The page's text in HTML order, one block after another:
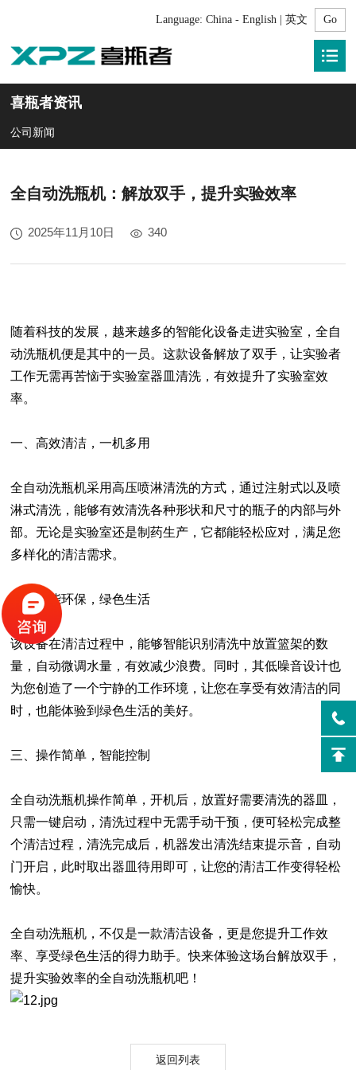
Language: China - English | 英文
喜瓶者资讯
公司新闻
全自动洗瓶机：解放双手，提升实验效率
2025年11月10日 340
随着科技的发展，越来越多的智能化设备走进实验室，全自
动洗瓶机便是其中的一员。这款设备解放了双手，让实验者
工作无需再苦恼于实验室器皿清洗，有效提升了实验室效
率。
一、高效清洁，一机多用
全自动洗瓶机采用高压喷淋清洗的方式，通过注射式以及喷
淋式清洗，能够有效清洗各种形状和尺寸的瓶子的内部与外
部。无论是实验室还是制药生产，它都能轻松应对，满足您
多样化的清洁需求。
二、节能环保，绿色生活
该设备在清洁过程中，能够智能识别清洗中放置篮架的数
量，自动微调水量，有效减少浪费。同时，其低噪音设计也
为您创造了一个宁静的工作环境，让您在享受有效清洁的同
时，也能体验到绿色生活的美好。
三、操作简单，智能控制
全自动洗瓶机操作简单，开机后，放置好需要清洗的器皿，
只需一键启动，清洗过程中无需手动干预，便可轻松完成整
个清洁过程，清洗完成后，机器发出清洗结束提示音，自动
门开启，此时取出器皿待用即可，让您的清洁工作变得轻松
愉快。
全自动洗瓶机，不仅是一款清洁设备，更是您提升工作效
率、享受绿色生活的得力助手。快来体验这场台解放双手，
提升实验效率的全自动洗瓶机吧！
返回列表